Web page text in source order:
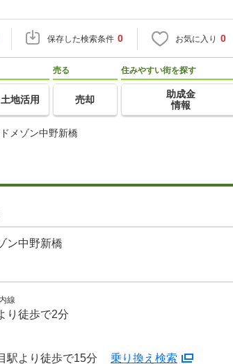
保存した検索条件 0 お気に入り 0
土地活用
売る
売却
住みやすい街を探す
助成金
情報
メゾン中野新橋
ン中野新橋
線
り徒歩で2分
駅より徒歩で15分 乗り換え検索